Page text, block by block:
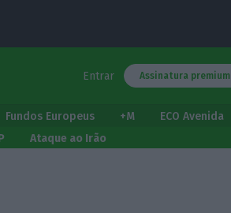
Entrar Assinatura premium
Fundos Europeus +M
ECO Avenida
Ataque ao Irão